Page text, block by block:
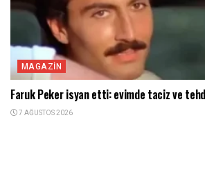
MAGAZIN
Faruk Peker isyan etti: evimde taciz ve
7 AĞUSTOS 2026